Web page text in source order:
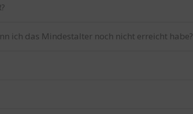
ich das Mindestalter noch nicht erreicht habe?